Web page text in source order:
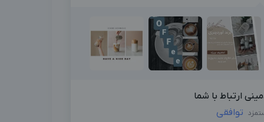
ارتباط با شما
توافقی